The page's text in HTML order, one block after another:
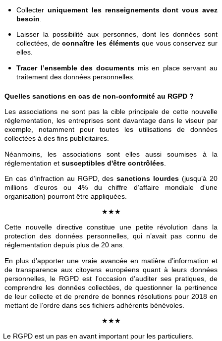
Collecter uniquement les renseignements dont vous avez
besoin
Laisser la possibilité aux personnes, dont les données sont
collectées, deconnaître les élémentsque vous conservez sur
elles.
Tracer l’ensemble des documentsmis en place servant au
traitement des données personnelles.
Quelles sanctions en cas de non-conformité au RGPD ?
Les associations ne sont pas la cible principale de cette nouvelle
réglementation, les entreprises sont davantage dans le viseur par
exemple, notamment pour toutes les utilisations de données
collectées à des fins publicitaires.
Néanmoins, les associations sont elles aussi soumises à la
réglementation etsusceptibles d'être contrôlées
En cas d’infraction au RGPD, dessanctions lourdes (jusqu’à 20
millions d’euros ou 4% du chiffre d’affaire mondiale d’une
organisation) pourront être appliquées.
★★★
Cette nouvelle directive constitue une petite révolution dans la
protection des données personnelles, qui n’avait pas connu de
réglementation depuis plus de 20 ans.
En plus d’apporter une vraie avancée en matière d’information et
de transparence aux citoyens européens quant à leurs données
personnelles, le RGPD est l’occasion d’auditer ses pratiques, de
comprendre les données collectées, de questionner la pertinence
de leur collecte et de prendre de bonnes résolutions pour 2018 en
mettant de l’ordre dans ses fichiers adhérents bénévoles.
★★★
RGPD est un pas en avant important pour les particuliers.